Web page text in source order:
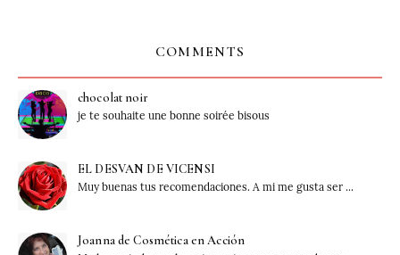
COMMENTS
chocolat noir
je te souhaite une bonne soirée bisous
EL DESVAN DE VICENSI
Muy buenas tus recomendaciones. A mi me gusta ser ...
Joanna de Cosmética en Acción